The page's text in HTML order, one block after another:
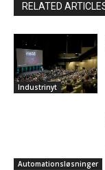
RELATED
Industrinyt
Automationsløsninger